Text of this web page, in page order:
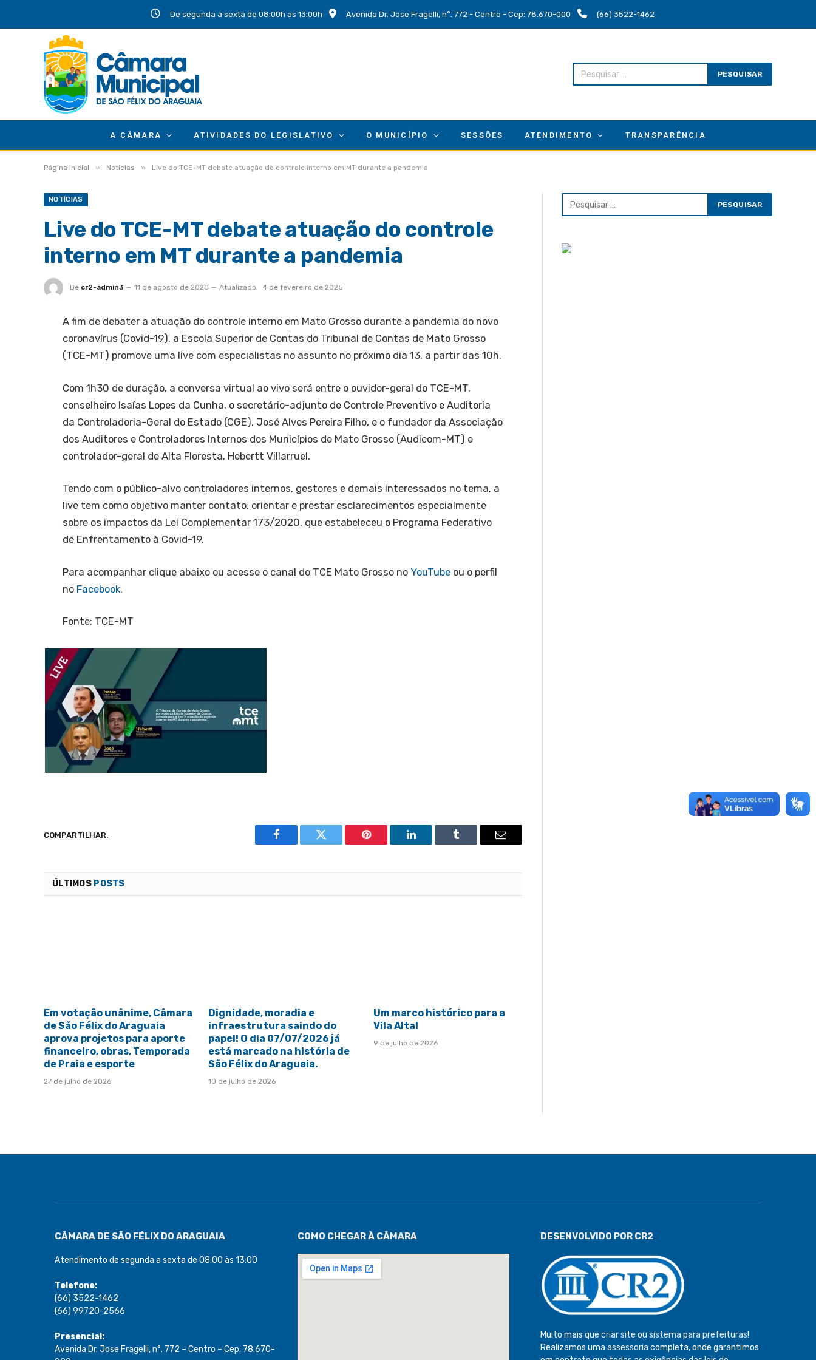
De segunda a sexta de 08:00h as 13:00h Avenida Dr. Jose Fragelli, n°. 772 - Centro - Cep: 78.670-000 (66) 3522-1462
A CÂMARA ATIVIDADES DO LEGISLATIVO O MUNICÍPIO SESSÕES ATENDIMENTO TRANSPARÊNCIA
Página Inicial » Notícias » Live do TCE-MT debate atuação do controle interno em MT durante a pandemia
NOTÍCIAS
Live do TCE-MT debate atuação do controle
interno em MT durante a pandemia
De cr2-admin3 11 de agosto de 2020 Atualizado: 4 de fevereiro de 2025
A fim de debater a atuação do controle interno em Mato Grosso durante a pandemia do novo
coronavírus (Covid-19), a Escola Superior de Contas do Tribunal de Contas de Mato Grosso
(TCE-MT) promove uma live com especialistas no assunto no próximo dia 13, a partir das 10h.
Com 1h30 de duração, a conversa virtual ao vivo será entre o ouvidor-geral do TCE-MT,
conselheiro Isaías Lopes da Cunha, o secretário-adjunto de Controle Preventivo e Auditoria
da Controladoria-Geral do Estado (CGE), José Alves Pereira Filho, e o fundador da Associação
dos Auditores e Controladores Internos dos Municípios de Mato Grosso (Audicom-MT) e
controlador-geral de Alta Floresta, Hebertt Villarruel.
Tendo com o público-alvo controladores internos, gestores e demais interessados no tema, a
live tem como objetivo manter contato, orientar e prestar esclarecimentos especialmente
sobre os impactos da Lei Complementar 173/2020, que estabeleceu o Programa Federativo
de Enfrentamento à Covid-19.
Para acompanhar clique abaixo ou acesse o canal do TCE Mato Grosso no YouTube ou o perfil
no Facebook.
Fonte: TCE-MT
COMPARTILHAR.
Facebook Twitter Pinterest LinkedIn Tumblr Email
ÚLTIMOS POSTS
Em votação unânime, Câmara
de São Félix do Araguaia
aprova projetos para aporte
financeiro, obras, Temporada
de Praia e esporte
27 de julho de 2026
Dignidade, moradia e
infraestrutura saindo do
papel! O dia 07/07/2026 já
está marcado na história de
São Félix do Araguaia.
10 de julho de 2026
Um marco histórico para a
Vila Alta!
9 de julho de 2026
CÂMARA DE SÃO FÉLIX DO ARAGUAIA
Atendimento de segunda a sexta de 08:00 às 13:00
Telefone:
(66) 3522-1462
(66) 99720-2566
Presencial:
Avenida Dr. Jose Fragelli, n°. 772 – Centro – Cep: 78.670-
COMO CHEGAR À CÂMARA DESENVOLVIDO POR CR2
Muito mais que criar site ou sistema para prefeituras!
Realizamos uma assessoria completa, onde garantimos